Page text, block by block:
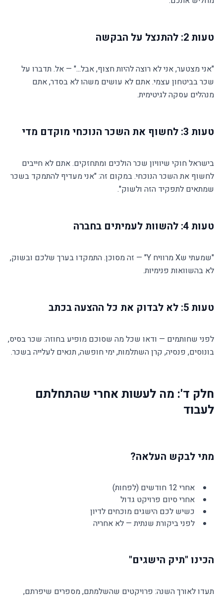
טעות 2: להתנצל על הבקשה
"אני מצטער, אני לא רוצה להיות חצוף, אבל..." — אל. תדברו על
שכר בביטחון עצמי. אתם לא עושים משהו לא בסדר, אתם
מנהלים עסקה לגיטימית.
טעות 3: לחשוף את השכר הנוכחי מוקדם מדי
בישראל חוקי שיוויון שכר הולכים ומתחזקים. אתם לא חייבים
לחשוף את השכר הנוכחי. במקום זה: "אני מעדיף להתמקד בשכר
שמתאים לתפקיד הזה ולשוק".
טעות 4: להשוות לעמיתים בחברה
"שמעתי שX מרוויח Y" — זה מסוכן. התמקדו בערך שלכם ובשוק,
לא בהשוואות פנימיות.
טעות 5: לא לבדוק את כל ההצעה בכתב
לפני שחותמים — ודאו שכל מה שסוכם מופיע בחוזה: שכר בסיס,
בונוסים, פנסיה, קרן השתלמות, ימי חופשה, תנאים לעלייה בשכר.
חלק ד': מה לעשות אחרי שהתחלתם
לעבוד
מתי לבקש העלאה?
אחרי 12 חודשים (לפחות)
אחרי סיום פרויקט גדול
כשיש לכם הישגים מוכחים לדיון
לפני ביקורת שנתית — לא אחריה
הכינו "תיק הישגים"
תעדו לאורך השנה: פרויקטים שהשלמתם, מספרים שיפרתם,